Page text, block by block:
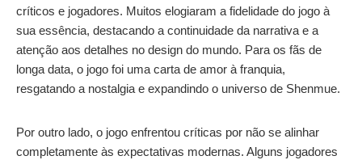
críticos e jogadores. Muitos elogiaram a fidelidade do jogo à
sua essência, destacando a continuidade da narrativa e a
atenção aos detalhes no design do mundo. Para os fãs de
longa data, o jogo foi uma carta de amor à franquia,
resgatando a nostalgia e expandindo o universo de Shenmue.
Por outro lado, o jogo enfrentou críticas por não se alinhar
completamente às expectativas modernas. Alguns jogadores